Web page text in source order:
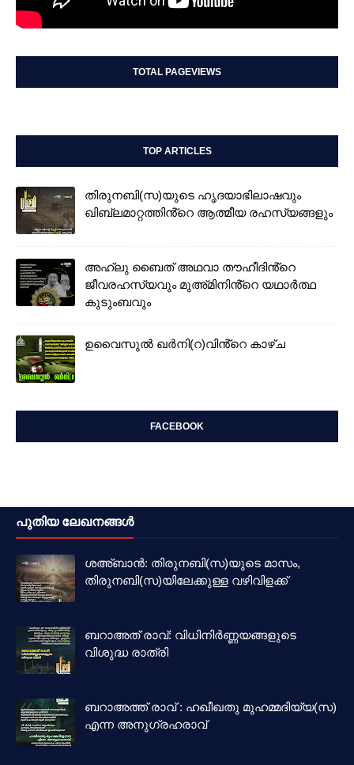
TOTAL PAGEVIEWS
TOP ARTICLES
തിരുനബി(സ)യുടെ ഹൃദയാഭിലാഷവും
ഖിബ്‌ലമാറ്റത്തിൻ്റെ ആത്മീയ രഹസ്യങ്ങളും
അഹ്‌ലു ബൈത് അഥവാ തൗഹീദിൻ്റെ
ജീവരഹസ്യവും മുഅ്മിനിൻ്റെ യഥാർത്ഥ
കുടുംബവും
ഉവൈസുല്‍ ഖർനി(റ)വിൻ്റെ കാഴ്ച
FACEBOOK
പുതിയ ലേഖനങ്ങൾ
ശഅ്ബാൻ: തിരുനബി(സ)യുടെ മാസം,
തിരുനബി(സ)യിലേക്കുള്ള വഴിവിളക്ക്
ബറാഅത് രാവ്: വിധിനിർണ്ണയങ്ങളുടെ
വിശുദ്ധ രാത്രി
ബറാഅത്ത് രാവ് : ഹഖീഖതു മുഹമ്മദിയ്യ(സ)
എന്ന അനുഗ്രഹരാവ്